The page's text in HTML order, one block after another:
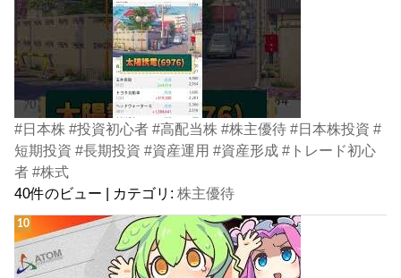
#日本株 #投資初心者 #高配当株 #株主優待 #日本株投資 #
短期投資 #長期投資 #資産運用 #資産形成 #トレード初心
者 #株式
40件のビュー | カテゴリ:株主優待